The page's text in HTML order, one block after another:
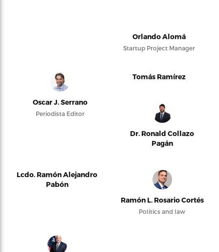
Orlando Alomá
Startup Project Manager
Oscar J. Serrano
Periodista Editor
Tomás Ramírez
Dr. Ronald Collazo
Pagán
Lcdo. Ramón Alejandro
Pabón
Ramón L. Rosario Cortés
Politics and law